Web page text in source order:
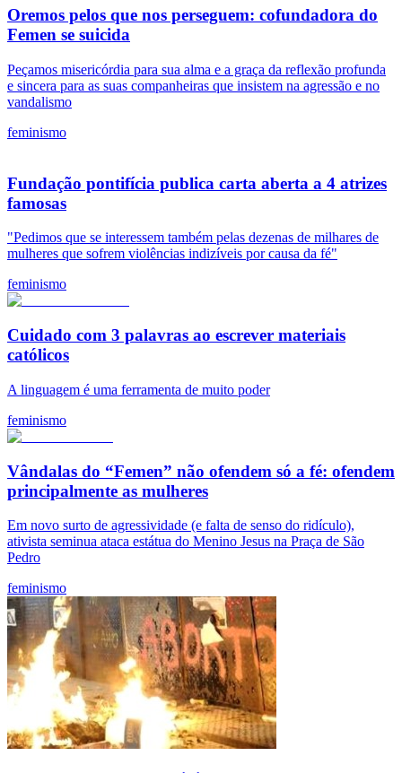
Oremos pelos que nos perseguem: cofundadora do
Femen se suicida
Peçamos misericórdia para sua alma e a graça da reflexão profunda
e sincera para as suas companheiras que insistem na agressão e no
vandalismo
feminismo
Fundação pontifícia publica carta aberta a 4 atrizes
famosas
"Pedimos que se interessem também pelas dezenas de milhares de
mulheres que sofrem violências indizíveis por causa da fé"
feminismo
Cuidado com 3 palavras ao escrever materiais
católicos
A linguagem é uma ferramenta de muito poder
feminismo
Vândalas do “Femen” não ofendem só a fé: ofendem
principalmente as mulheres
Em novo surto de agressividade (e falta de senso do ridículo),
ativista seminua ataca estátua do Menino Jesus na Praça de São
Pedro
feminismo